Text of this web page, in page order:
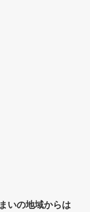
いの地域からは